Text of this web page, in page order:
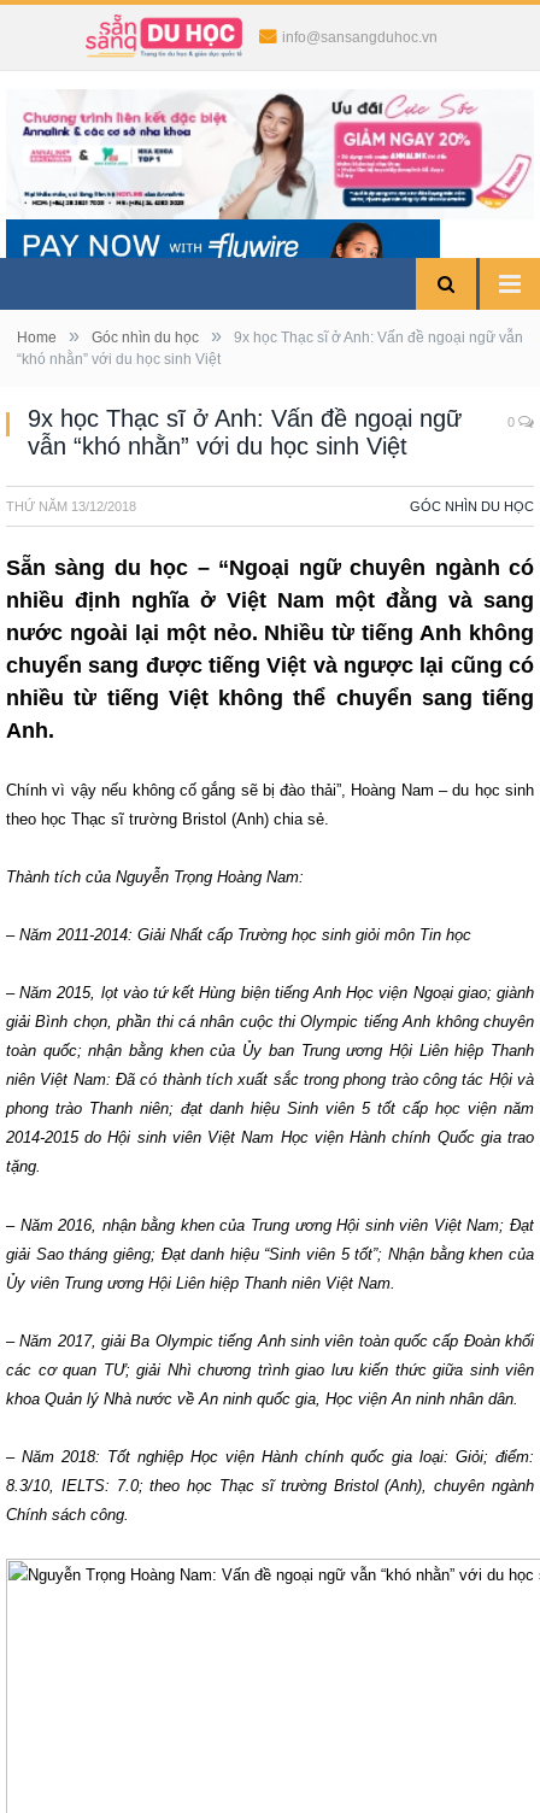
info@sansangduhoc.vn
Home » Góc nhìn du học »
9x học Thạc sĩ ở Anh: Vấn đề ngoại ngữ vẫn
“khó nhằn” với du học sinh Việt
9x học Thạc sĩ ở Anh: Vấn đề ngoại ngữ
vẫn “khó nhằn” với du học sinh Việt
0
THỨ NĂM 13/12/2018 GÓC NHÌN DU HỌC
Sẵn sàng du học – “Ngoại ngữ chuyên ngành có
nhiều định nghĩa ở Việt Nam một đằng và sang
nước ngoài lại một nẻo. Nhiều từ tiếng Anh không
chuyển sang được tiếng Việt và ngược lại cũng có
nhiều từ tiếng Việt không thể chuyển sang tiếng
Anh.
Chính vì vậy nếu không cố gắng sẽ bị đào thải”, Hoàng Nam – du học sinh
theo học Thạc sĩ trường Bristol (Anh) chia sẻ.
Thành tích của Nguyễn Trọng Hoàng Nam:
– Năm 2011-2014: Giải Nhất cấp Trường học sinh giỏi môn Tin học
– Năm 2015, lọt vào tứ kết Hùng biện tiếng Anh Học viện Ngoại giao; giành
giải Bình chọn, phần thi cá nhân cuộc thi Olympic tiếng Anh không chuyên
toàn quốc; nhận bằng khen của Ủy ban Trung ương Hội Liên hiệp Thanh
niên Việt Nam: Đã có thành tích xuất sắc trong phong trào công tác Hội và
phong trào Thanh niên; đạt danh hiệu Sinh viên 5 tốt cấp học viện năm
2014-2015 do Hội sinh viên Việt Nam Học viện Hành chính Quốc gia trao
tặng.
– Năm 2016, nhận bằng khen của Trung ương Hội sinh viên Việt Nam; Đạt
giải Sao tháng giêng; Đạt danh hiệu “Sinh viên 5 tốt”; Nhận bằng khen của
Ủy viên Trung ương Hội Liên hiệp Thanh niên Việt Nam.
– Năm 2017, giải Ba Olympic tiếng Anh sinh viên toàn quốc cấp Đoàn khối
các cơ quan TƯ; giải Nhì chương trình giao lưu kiến thức giữa sinh viên
khoa Quản lý Nhà nước về An ninh quốc gia, Học viện An ninh nhân dân.
– Năm 2018: Tốt nghiệp Học viện Hành chính quốc gia loại: Giỏi; điểm:
8.3/10, IELTS: 7.0; theo học Thạc sĩ trường Bristol (Anh), chuyên ngành
Chính sách công.